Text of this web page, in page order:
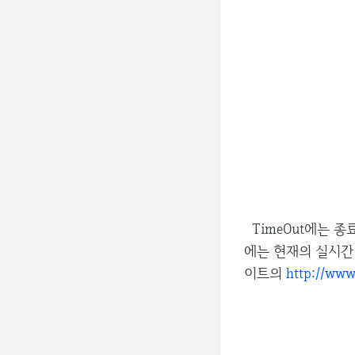
TimeOut에는 종
에는 현재의 실시
이트의 http://